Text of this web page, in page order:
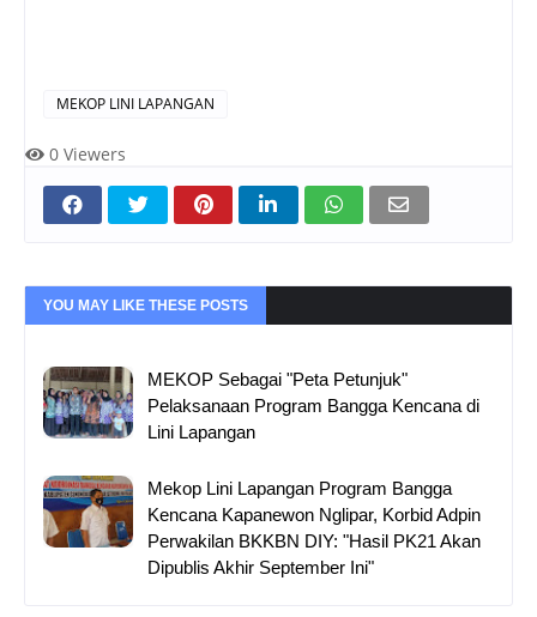
MEKOP LINI LAPANGAN
0 Viewers
YOU MAY LIKE THESE POSTS
MEKOP Sebagai "Peta Petunjuk"
Pelaksanaan Program Bangga Kencana di
Lini Lapangan
Mekop Lini Lapangan Program Bangga
Kencana Kapanewon Nglipar, Korbid Adpin
Perwakilan BKKBN DIY: "Hasil PK21 Akan
Dipublis Akhir September Ini"